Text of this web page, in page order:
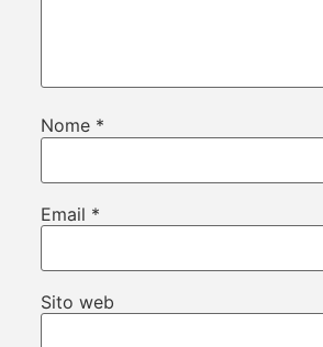
Nome *
Email *
Sito web